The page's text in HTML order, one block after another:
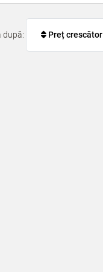
după: Preț crescător